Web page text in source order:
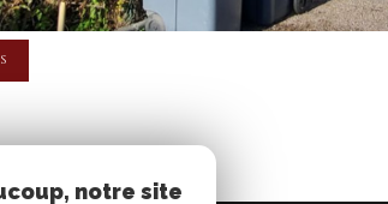
notre site